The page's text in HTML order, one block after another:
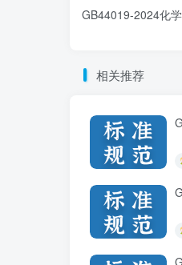
GB44019-2024化
相关推荐